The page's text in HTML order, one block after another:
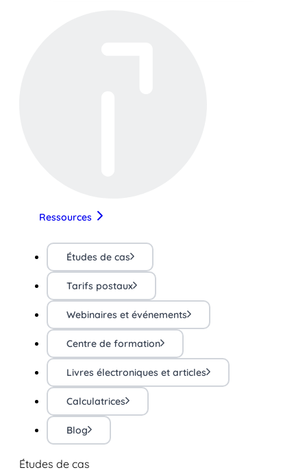
Ressources
Études de cas
Tarifs postaux
Webinaires et événements
Centre de formation
Livres électroniques et articles
Calculatrices
Blog
Études de cas